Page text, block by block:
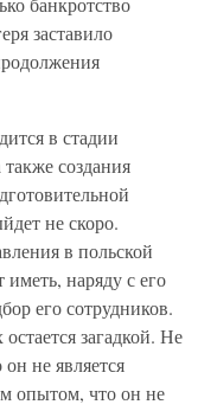
заставило
в стадии
создания
не скоро.
в польской
иметь, наряду с его
его сотрудников.
загадкой. Не
не является
опытом, что он не